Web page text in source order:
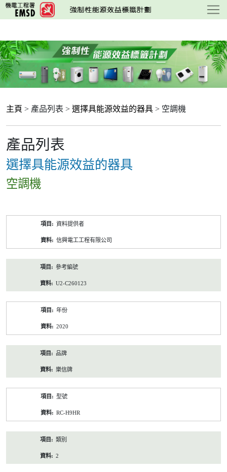
跳
至
要
內
容
主頁 > 產品列表 > 選擇具能源效益的器具 > 空調機
產品列表
選擇具能源效益的器具
空調機
資料提供者
信興電工工程有限公司
參考編號
U2-C260123
年份
2020
品牌
樂信牌
型號
RC-H9HR
類別
2